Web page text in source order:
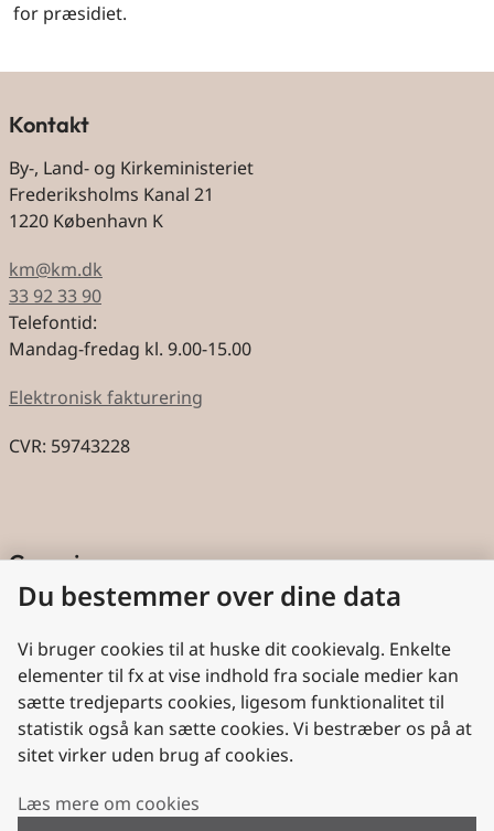
for præsidiet.
Kontakt
By-, Land- og Kirkeministeriet
Frederiksholms Kanal 21
1220 København K
km@km.dk
33 92 33 90
Telefontid:
Mandag-fredag kl. 9.00-15.00
Elektronisk fakturering
CVR: 59743228
Genveje
Cookies
Aktindsigt
Persondatabeskyttelse
Nyttige links
Plan- og Landdistriktsstyrelsen
Du bestemmer over dine data
Vi bruger cookies til at huske dit cookievalg. Enkelte
elementer til fx at vise indhold fra sociale medier kan
sætte tredjeparts cookies, ligesom funktionalitet til
statistik også kan sætte cookies. Vi bestræber os på at
sitet virker uden brug af cookies.
Læs mere om cookies